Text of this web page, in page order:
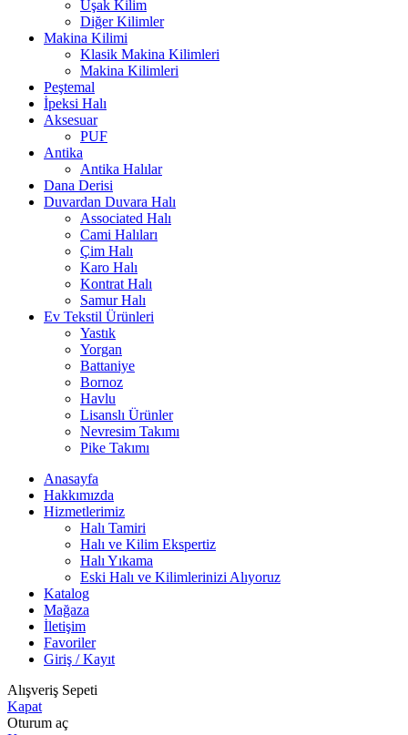
Uşak Kilim
Diğer Kilimler
Makina Kilimi
Klasik Makina Kilimleri
Makina Kilimleri
Peştemal
İpeksi Halı
Aksesuar
PUF
Antika
Antika Halılar
Dana Derisi
Duvardan Duvara Halı
Associated Halı
Cami Halıları
Çim Halı
Karo Halı
Kontrat Halı
Samur Halı
Ev Tekstil Ürünleri
Yastık
Yorgan
Battaniye
Bornoz
Havlu
Lisanslı Ürünler
Nevresim Takımı
Pike Takımı
Anasayfa
Hakkımızda
Hizmetlerimiz
Halı Tamiri
Halı ve Kilim Ekspertiz
Halı Yıkama
Eski Halı ve Kilimlerinizi Alıyoruz
Katalog
Mağaza
İletişim
Favoriler
Giriş / Kayıt
Alışveriş Sepeti
Kapat
Oturum aç